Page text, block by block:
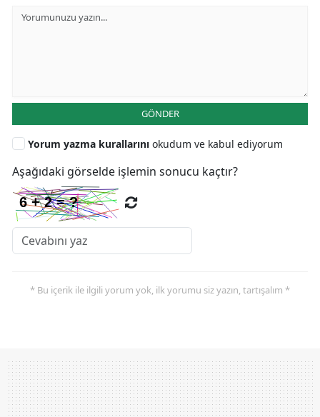
GÖNDER
Yorum yazma kurallarını okudum ve kabul ediyorum
Aşağıdaki görselde işlemin sonucu kaçtır?
* Bu içerik ile ilgili yorum yok, ilk yorumu siz yazın, tartışalım *